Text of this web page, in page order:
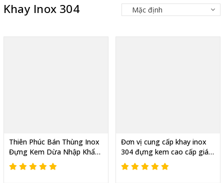
Khay Inox 304
Thiên Phúc Bán Thùng Inox
Đựng Kem Dừa Nhập Khẩu
Trực Tiếp Từ Thái Lan – Uy
Tín, Chất Lượng, Giá Tốt
Đơn vị cung cấp khay inox
304 đựng kem cao cấp giá
tại xưởng